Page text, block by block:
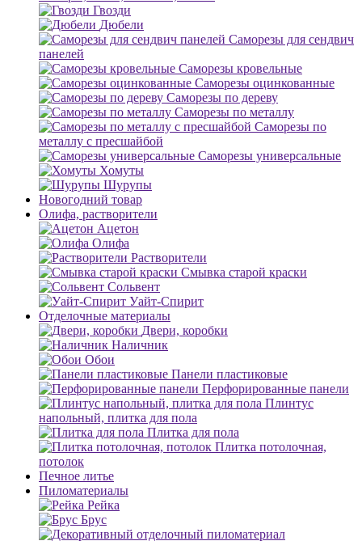
Гвозди
Дюбели
Саморезы для сендвич
панелей
Саморезы кровельные
Саморезы оцинкованные
Саморезы по дереву
Саморезы по металлу
Саморезы по
металлу с пресшайбой
Саморезы универсальные
Хомуты
Шурупы
Новогодний товар
Олифа, растворители
Ацетон
Олифа
Растворители
Смывка старой краски
Сольвент
Уайт-Спирит
Отделочные материалы
Двери, коробки
Наличник
Обои
Панели пластиковые
Перфорированные панели
Плинтус
напольный, плитка для пола
Плитка для пола
Плитка потолочная,
потолок
Печное литье
Пиломатериалы
Рейка
Брус